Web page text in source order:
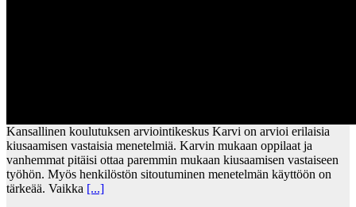
Kansallinen koulutuksen arviointikeskus Karvi on arvioi erilaisia
kiusaamisen vastaisia menetelmiä. Karvin mukaan oppilaat ja
vanhemmat pitäisi ottaa paremmin mukaan kiusaamisen vastaiseen
työhön. Myös henkilöstön sitoutuminen menetelmän käyttöön on
tärkeää. Vaikka [...]